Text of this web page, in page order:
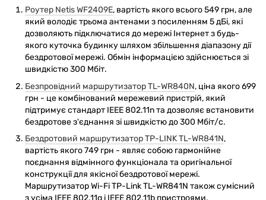
Роутер Netis WF2409E, вартість якого всього 549 грн, але
який володіє трьома антенами з посиленням 5 дБі, які
дозволяють підключатися до мережі Інтернет з будь-
якого куточка будинку шляхом збільшення діапазону дії
бездротової мережі. Обмін інформацією здійснюється зі
швидкістю 300 Мбіт.
Безпровідний маршрутизатор TL-WR840N, ціна якого 699
грн - це комбінований мережевий пристрій, який
підтримує стандарт IEEE 802.11n та дозволяє встановити
бездротове з'єднання зі швидкістю до 300 Мбіт/с.
Бездротовий маршрутизатор TP-LINK TL-WR841N,
вартість якого 749 грн - являє собою гармонійне
поєднання відмінного функціонала та оригінальної
конструкції для якісної бездротової мережі.
Маршрутизатор Wi-Fi TP-Link TL-WR841N також сумісний
з усіма IEEE 802.11g і IEEE 802.11b пристроями.